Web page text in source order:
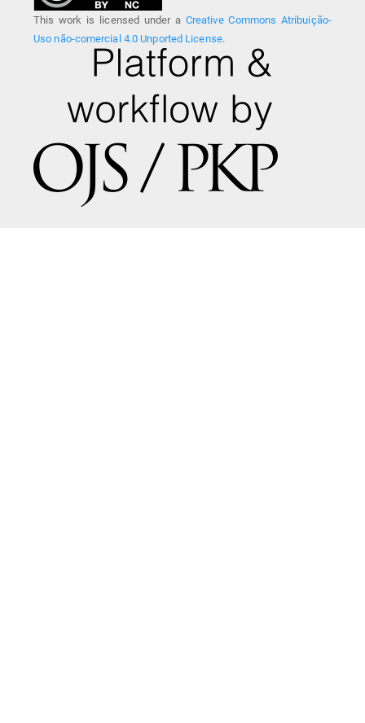
This work is licensed under a Creative Commons Atribuição-
Uso não-comercial 4.0 Unported License.